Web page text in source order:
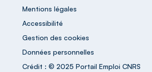
Mentions légales
Accessibilité
Gestion des cookies
Données personnelles
Crédit : © 2025 Portail Emploi CNRS